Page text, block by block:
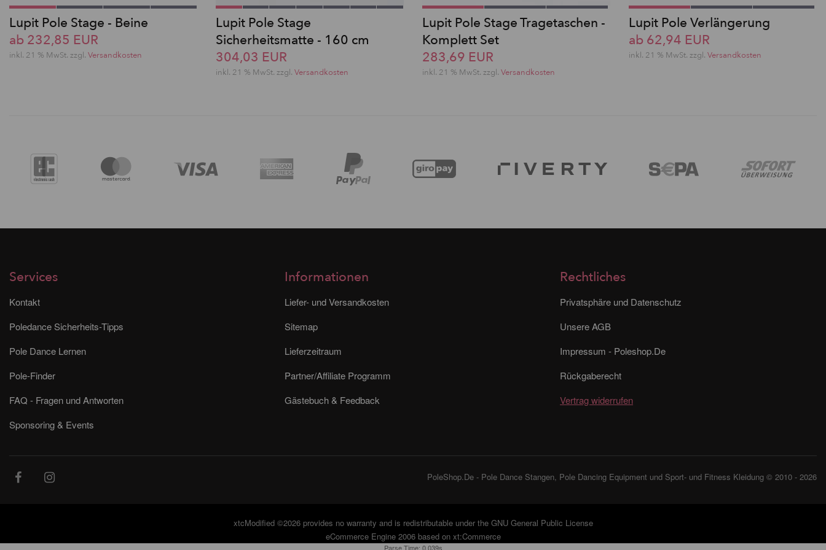
Lupit Pole Stage - Beine
ab 232,85 EUR
inkl. 21 % MwSt. zzgl. Versandkosten
Lupit Pole Stage
Sicherheitsmatte - 160 cm
304,03 EUR
inkl. 21 % MwSt. zzgl. Versandkosten
Lupit Pole Stage Tragetaschen -
Komplett Set
283,69 EUR
inkl. 21 % MwSt. zzgl. Versandkosten
Lupit Pole Verlängerung
ab 62,94 EUR
inkl. 21 % MwSt. zzgl. Versandkosten
Services
Kontakt
Poledance Sicherheits-Tipps
Pole Dance Lernen
Pole-Finder
FAQ - Fragen und Antworten
Sponsoring & Events
Informationen
Liefer- und Versandkosten
Sitemap
Lieferzeitraum
Partner/Affiliate Programm
Gästebuch & Feedback
Rechtliches
Privatsphäre und Datenschutz
Unsere AGB
Impressum - Poleshop.De
Rückgaberecht
Vertrag widerrufen
PoleShop.De - Pole Dance Stangen, Pole Dancing Equipment und Sport- und Fitness Kleidung © 2010 - 2026
xtcModified©2026 provides no warranty and is redistributable under the GNU General Public License
eCommerce Engine 2006 based on xt:Commerce
Parse Time: 0.039s